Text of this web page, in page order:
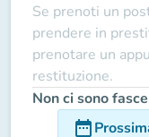
Se prenoti un
prendere in
prenotare un
restituzione.
Non ci sono
date_range